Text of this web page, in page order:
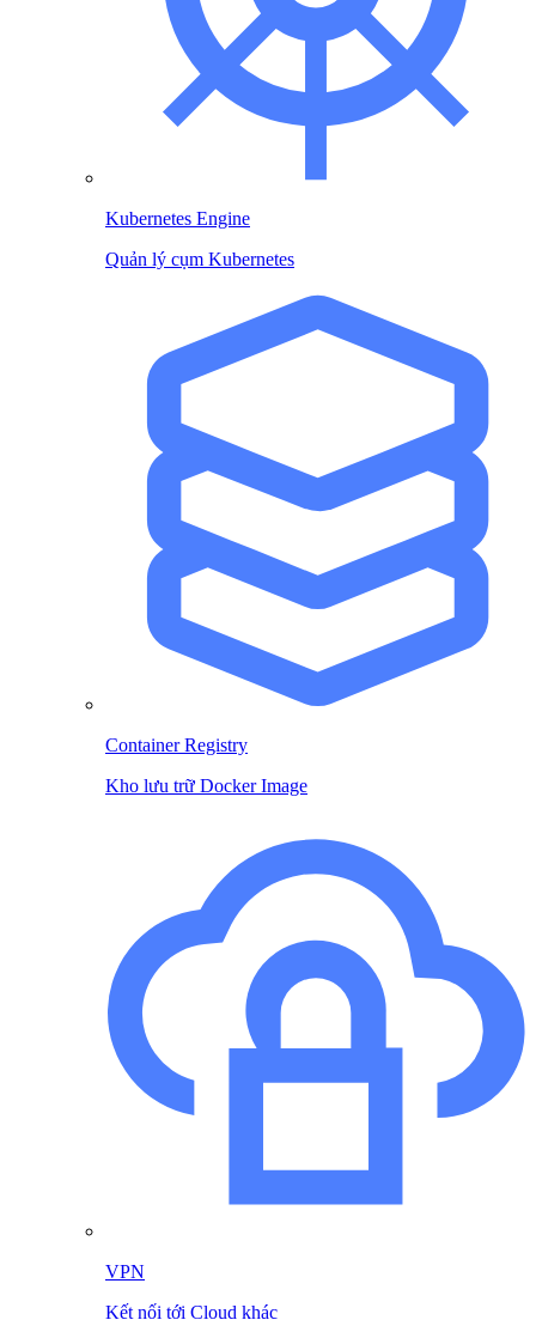
Kubernetes Engine
Quản lý cụm Kubernetes
Container Registry
Kho lưu trữ Docker Image
VPN
Kết nối tới Cloud khác